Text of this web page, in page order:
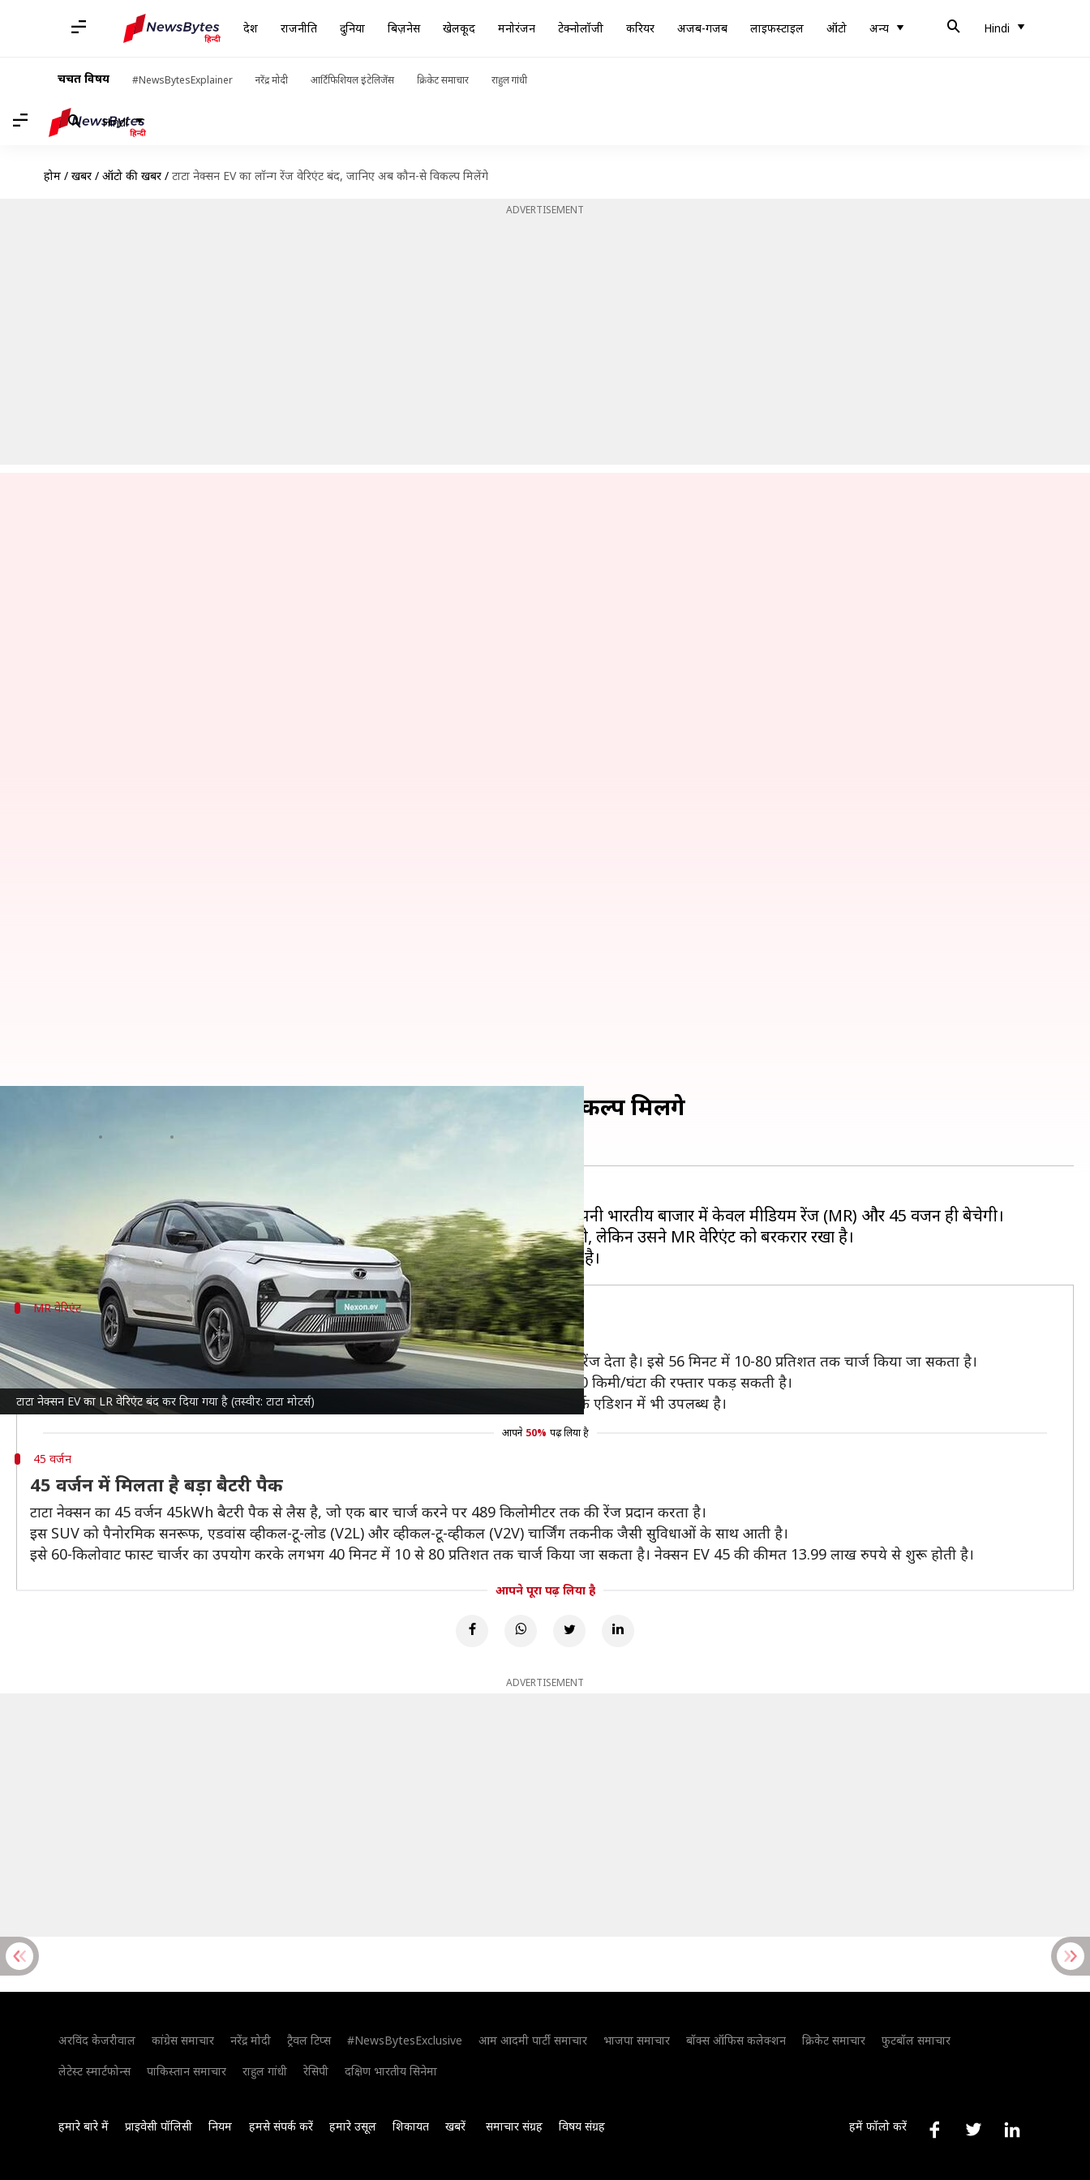
देश राजनीति दुनिया बिज़नेस खेलकूद मनोरंजन टेक्नोलॉजी करियर अजब-गजब लाइफस्टाइल ऑटो अन्य Hindi
चर्चित विषय #NewsBytesExplainer नरेंद्र मोदी आर्टिफिशियल इंटेलिजेंस क्रिकेट समाचार राहुल गांधी
Hindi
होम / खबरें / ऑटो की खबरें / टाटा नेक्सन EV का लॉन्ग रेंज वेरिएंट बंद, जानिए अब कौन-से विकल्प मिलेंगे
ADVERTISEMENT
टाटा नेक्सन EV का LR वेरिएंट बंद कर दिया गया है (तस्वीर: टाटा मोटर्स)
टाटा नेक्सन EV का लॉन्ग रेंज वेरिएंट बंद, जानिए अब कौन-से विकल्प मिलेंगे
दिग्गज कार निर्माताटाटा मोटर्सने नेक्सन EV के लॉन्ग रेंज (LR) वेरिएंट को बंद कर दिया है। अब कंपनी भारतीय बाजार में केवल मीडियम रेंज (MR) और 45 वर्जन ही बेचेगी।
टाटा नेक्सन EV
MR वेरिएंट
कितनी रेंज देता है MR वेरिएंट
नेक्सन EV MR वेरिएंट में 30kWh बैटरी पैक मिलता है, जो एक बार चार्ज करने पर 275 किलोमीटर की रेंज देता है। इसे 56 मिनट में 10-80 प्रतिशत तक चार्ज किया जा सकता है।
इसकी इलेक्ट्रिक मोटर 127bhp की पावर और 215Nm का टॉर्क पैदा करती है। यह 9.2 सेकेंड में 0-100 किमी/घंटा की रफ्तार पकड़ सकती है।
इसकी शुरुआती कीमत 12.49 लाख रुपये (कीमतें, एक्स-शोरूम) है। बड़े बैटरी के साथ नेक्सन EV रेड डार्क एडिशन में भी उपलब्ध है।
आपने 50% पढ़ लिया है
45 वर्जन
45 वर्जन में मिलता है बड़ा बैटरी पैक
टाटा नेक्सन का 45 वर्जन 45kWh बैटरी पैक से लैस है, जो एक बार चार्ज करने पर 489 किलोमीटर तक की रेंज प्रदान करता है।
इस SUV को पैनोरमिक सनरूफ, एडवांस व्हीकल-टू-लोड (V2L) और व्हीकल-टू-व्हीकल (V2V) चार्जिंग तकनीक जैसी सुविधाओं के साथ आती है।
इसे 60-किलोवाट फास्ट चार्जर का उपयोग करके लगभग 40 मिनट में 10 से 80 प्रतिशत तक चार्ज किया जा सकता है। नेक्सन EV 45 की कीमत 13.99 लाख रुपये से शुरू होती है।
आपने पूरा पढ़ लिया है
ADVERTISEMENT
अरविंद केजरीवाल कांग्रेस समाचार नरेंद्र मोदी ट्रैवल टिप्स #NewsBytesExclusive आम आदमी पार्टी समाचार भाजपा समाचार बॉक्स ऑफिस कलेक्शन क्रिकेट समाचार
फुटबॉल समाचार
लेटेस्ट स्मार्टफोन्स
पाकिस्तान समाचार राहुल गांधी रेसिपी दक्षिण भारतीय सिनेमा
हमारे बारे में प्राइवेसी पॉलिसी नियम हमसे संपर्क करें हमारे उसूल शिकायत खबरें समाचार संग्रह विषय संग्रह हमें फॉलो करें